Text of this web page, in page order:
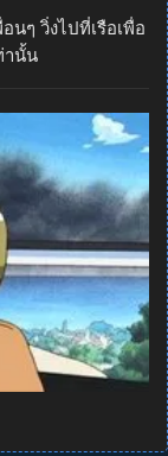
ๆ วิ่งไปที่เรือเพื่อ
านั้น